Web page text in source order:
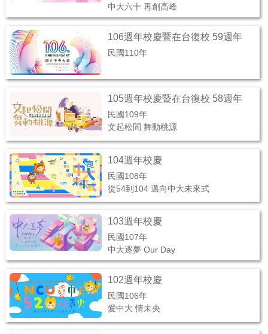
中大六十 再創高峰
106週年校慶暨在台復校 59週年
民國110年
105週年校慶暨在台復校 58週年
民國109年
文起松間 舞動桃源
104週年校慶
民國108年
從54到104 邁向中大未來式
103週年校慶
民國107年
中大逐夢 Our Day
102週年校慶
民國106年
愛中大 情未央